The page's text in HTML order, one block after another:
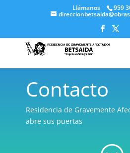
Llámanos 959
Contacto
Residencia de Gravemente
abre sus puertas